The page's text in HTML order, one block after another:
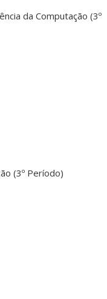
da Computação (3º
(3º Período)